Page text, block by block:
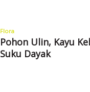
Flora
Pohon Ulin, Kayu
Suku Dayak